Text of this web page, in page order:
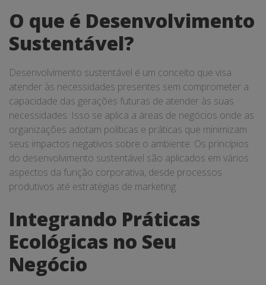
O que é Desenvolvimento
Sustentável?
Desenvolvimento sustentável é um conceito que visa
atender às necessidades presentes sem comprometer a
capacidade das gerações futuras de atender às suas
necessidades. Isso se aplica a áreas de negócios onde as
organizações adotam políticas e práticas que minimizam
seus impactos negativos sobre o ambiente. Os princípios
do desenvolvimento sustentável são aplicados em vários
aspectos da função corporativa, desde processos
produtivos até estratégias de marketing.
Integrando Práticas
Ecológicas no Seu
Negócio